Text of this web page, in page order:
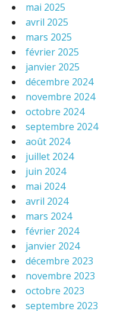
mai 2025
avril 2025
mars 2025
février 2025
janvier 2025
décembre 2024
novembre 2024
octobre 2024
septembre 2024
août 2024
juillet 2024
juin 2024
mai 2024
avril 2024
mars 2024
février 2024
janvier 2024
décembre 2023
novembre 2023
octobre 2023
septembre 2023